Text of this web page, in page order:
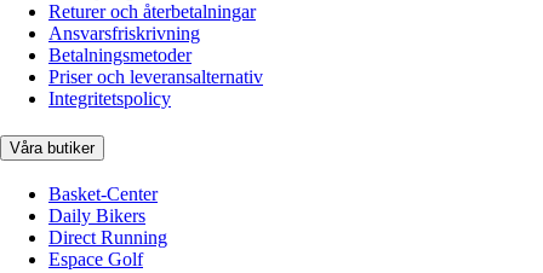
Returer och återbetalningar
Ansvarsfriskrivning
Betalningsmetoder
Priser och leveransalternativ
Integritetspolicy
Våra butiker
Basket-Center
Daily Bikers
Direct Running
Espace Golf